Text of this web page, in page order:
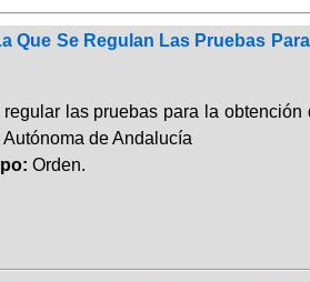
Que Se Regulan Las Pruebas
las pruebas para la
de Andalucía
Orden.